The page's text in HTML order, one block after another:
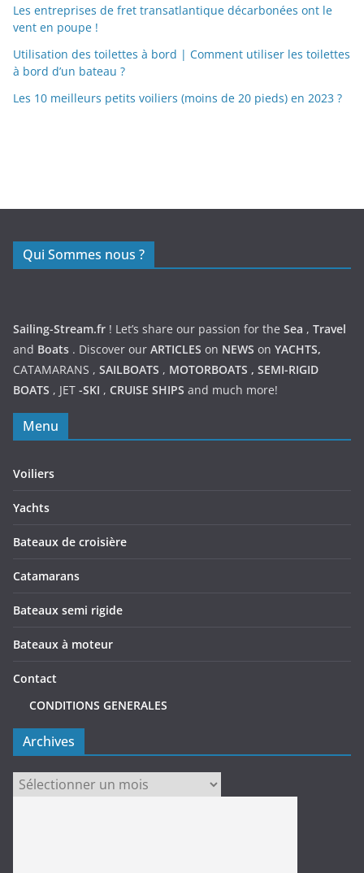
Les entreprises de fret transatlantique décarbonées ont le
vent en poupe !
Utilisation des toilettes à bord | Comment utiliser les toilettes
à bord d’un bateau ?
Les 10 meilleurs petits voiliers (moins de 20 pieds) en 2023 ?
Qui Sommes nous ?
Sailing-Stream.fr ! Let’s share our passion for the Sea , Travel
and Boats . Discover our ARTICLES on NEWS on YACHTS,
CATAMARANS , SAILBOATS , MOTORBOATS , SEMI-RIGID
BOATS , JET -SKI , CRUISE SHIPS and much more!
Menu
Voiliers
Yachts
Bateaux de croisière
Catamarans
Bateaux semi rigide
Bateaux à moteur
Contact
CONDITIONS GENERALES
Archives
Archives